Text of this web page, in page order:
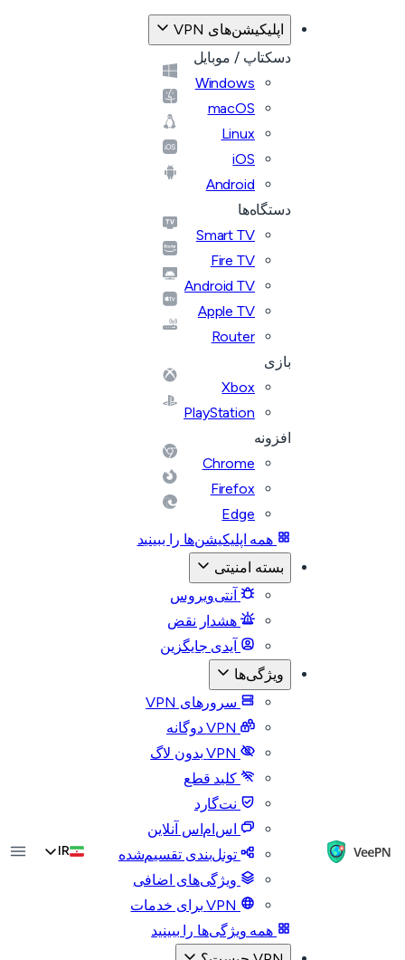
اپلیکیشن‌های VPN
دسکتاپ / موبایل
Windows
macOS
Linux
iOS
Android
دستگاه‌ها
Smart TV
Fire TV
Android TV
Apple TV
Router
بازی
Xbox
PlayStation
افزونه
Chrome
Firefox
Edge
همه اپلیکیشن‌ها را ببینید
بسته امنیتی
آنتی‌ویروس
هشدار نقض
آیدی جایگزین
ویژگی‌ها
سرورهای VPN
VPN دوگانه
VPN بدون لاگ
کلید قطع
نت‌گارد
اس‌ام‌اس آنلاین
تونل‌بندی تقسیم‌شده
ویژگی‌های اضافی
VPN برای خدمات
همه ویژگی‌ها را ببینید
IR